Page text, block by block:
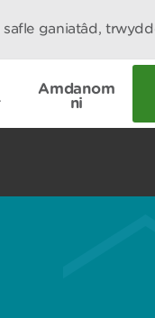
safle ganiatâd,
Amdanom
ni